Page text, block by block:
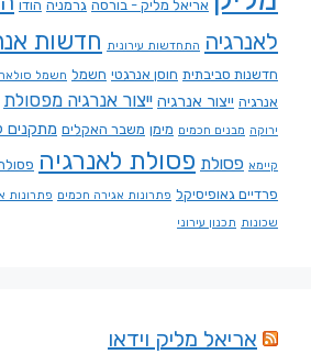
אריאל מליק - בורסה גרמניה הודו
לאנרגיה התחדשות עירונית חדשות
חדשנות סביבתית חוסן אנרגטי חשמל חשמל
אנרגיה ייצור אנרגיה ייצור אנרגיה מפסולת
ירוקה מבנים חכמים מימן משבר האקלים מתקנים
קיימא פסולת פסולת לאנרגיה
פרדיים גאופיסיקל פתרונות אגירה חכמים פתרונות
שכונות תכנון עירוני
אריאל מליק וידאו